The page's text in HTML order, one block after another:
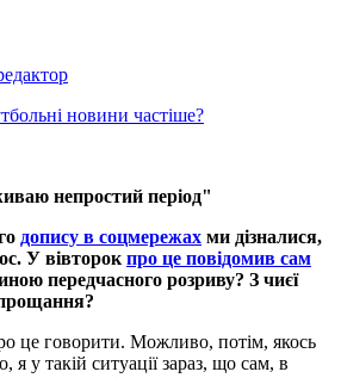
новини частіше?
непростий період"
допису в соцмережах ми дізналися,
У вівторокпро це повідомив сам
передчасного розриву? З чиєї
прощання?
це говорити. Можливо, потім, якось
я у такій ситуації зараз, що сам, в